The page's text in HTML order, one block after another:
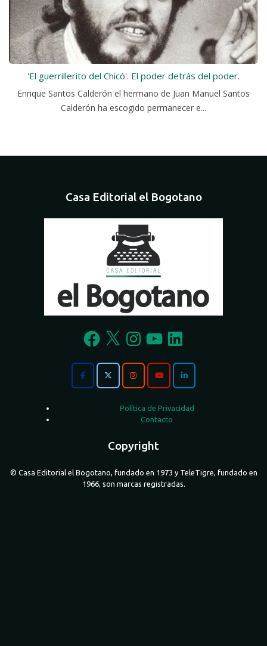
'El guerrillerito del Chicó'. El poder detrás del poder.
Enrique Santos Calderón el hermano de Juan Manuel Santos
Calderón ha escogido permanecer e...
Casa Editorial el Bogotano
Facebook
X InstagramYouTubeLinkedIn
Política de Privacidad
Contacto
Copyright
© Casa Editorial el Bogotano, fundado en 1973 y TeleTigre, fundado en
1966, son marcas registradas.